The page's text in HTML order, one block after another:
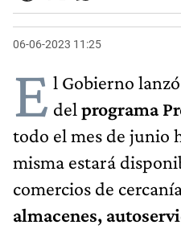
06-06-2023 11:25
E l Gobierno
del programa
todo el mes de junio
misma estará
comercios de
almacenes,